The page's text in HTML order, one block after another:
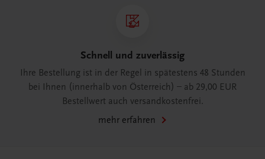
Schnell und zuverlässig
Ihre Bestellung ist in der Regel in spätestens 48 Stunden
bei Ihnen (innerhalb von Österreich) – ab 29,00 EUR
Bestellwert auch versandkostenfrei.
mehr erfahren